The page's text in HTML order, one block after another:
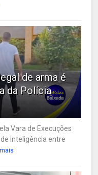
de arma é
da Polícia
Vara de Execuções
inteligência entre